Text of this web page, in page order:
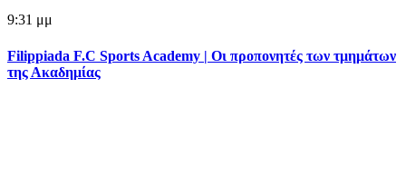
9:31 μμ
Filippiada F.C Sports Academy | Οι προπονητές των τμημάτων
της Ακαδημίας